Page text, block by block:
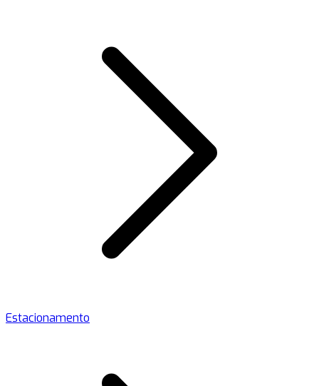
Estacionamento